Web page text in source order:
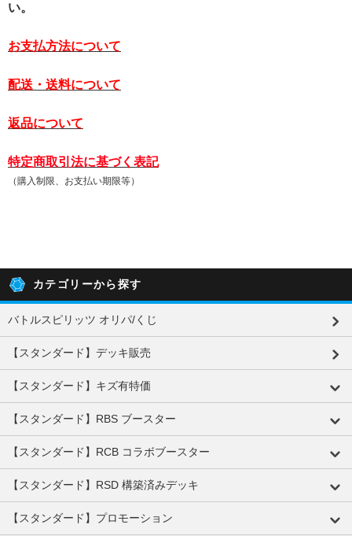
い。
お支払方法について
配送・送料について
返品について
特定商取引法に基づく表記
（購入制限、お支払い期限等）
カテゴリーから探す
バトルスピリッツ オリパ/くじ
【スタンダード】デッキ販売
【スタンダード】キズ有特価
【スタンダード】RBS ブースター
【スタンダード】RCB コラボブースター
【スタンダード】RSD 構築済みデッキ
【スタンダード】プロモーション